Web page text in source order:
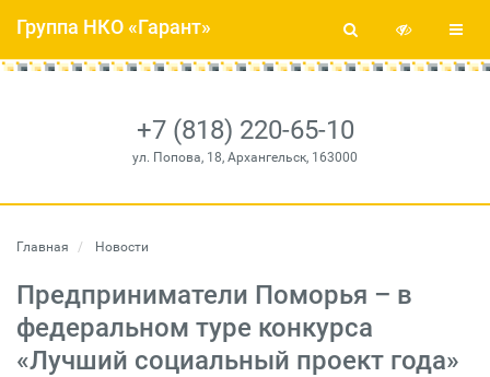
+7 (818) 220-65-10
ул. Попова, 18, Архангельск, 163000
Группа НКО «Гарант»
Главная Новости
Предприниматели Поморья – в
федеральном туре конкурса
«Лучший социальный проект года»